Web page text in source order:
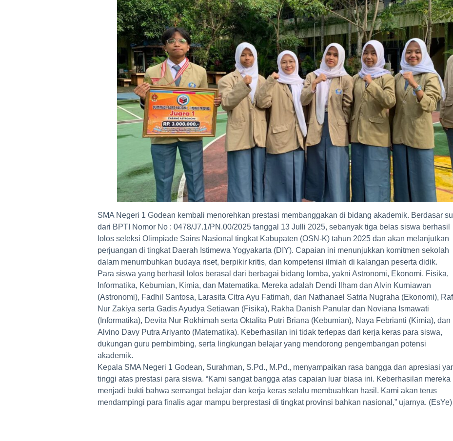
SMA Negeri 1 Godean kembali menorehkan prestasi membanggakan di bidang akademik. Berdasar
dari BPTI Nomor No : 0478/J7.1/PN.00/2025 tanggal 13 Julli 2025, sebanyak tiga belas siswa berhasil
lolos seleksi Olimpiade Sains Nasional tingkat Kabupaten (OSN-K) tahun 2025 dan akan melanjutkan
perjuangan di tingkat Daerah Istimewa Yogyakarta (DIY). Capaian ini menunjukkan komitmen sekolah
dalam menumbuhkan budaya riset, berpikir kritis, dan kompetensi ilmiah di kalangan peserta didik.
Para siswa yang berhasil lolos berasal dari berbagai bidang lomba, yakni Astronomi, Ekonomi, Fisika,
Informatika, Kebumian, Kimia, dan Matematika. Mereka adalah Dendi Ilham dan Alvin Kurniawan
(Astronomi), Fadhil Santosa, Larasita Citra Ayu Fatimah, dan Nathanael Satria Nugraha (Ekonomi),
Nur Zakiya serta Gadis Ayudya Setiawan (Fisika), Rakha Danish Panular dan Noviana Ismawati
(Informatika), Devita Nur Rokhimah serta Oktalita Putri Briana (Kebumian), Naya Febrianti (Kimia), dan
Alvino Davy Putra Ariyanto (Matematika). Keberhasilan ini tidak terlepas dari kerja keras para siswa,
dukungan guru pembimbing, serta lingkungan belajar yang mendorong pengembangan potensi
akademik.
Kepala SMA Negeri 1 Godean, Surahman, S.Pd., M.Pd., menyampaikan rasa bangga dan apresiasi
tinggi atas prestasi para siswa. “Kami sangat bangga atas capaian luar biasa ini. Keberhasilan mereka
menjadi bukti bahwa semangat belajar dan kerja keras selalu membuahkan hasil. Kami akan terus
mendampingi para finalis agar mampu berprestasi di tingkat provinsi bahkan nasional,” ujarnya. (EsYe)